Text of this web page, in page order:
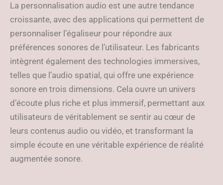
La personnalisation audio est une autre tendance
croissante, avec des applications qui permettent de
personnaliser l’égaliseur pour répondre aux
préférences sonores de l’utilisateur. Les fabricants
intègrent également des technologies immersives,
telles que l’audio spatial, qui offre une expérience
sonore en trois dimensions. Cela ouvre un univers
d’écoute plus riche et plus immersif, permettant aux
utilisateurs de véritablement se sentir au cœur de
leurs contenus audio ou vidéo, et transformant la
simple écoute en une véritable expérience de réalité
augmentée sonore.